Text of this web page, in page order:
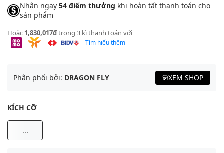
Nhận ngay 54 điểm thưởng khi hoàn tất thanh toán cho
sản phẩm
Hoặc 1,830,017₫trong 3 kì thanh toán với
Tìm hiểu thêm
Phân phối bởi: DRAGON FLY XEM SHOP
KÍCH CỠ
...